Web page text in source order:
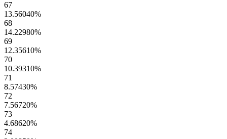
67
13.56040%
68
14.22980%
69
12.35610%
70
10.39310%
71
8.57430%
72
7.56720%
73
4.68620%
74